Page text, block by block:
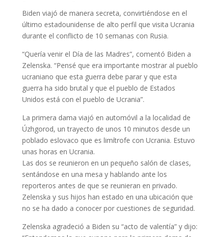
Biden viajó de manera secreta, convirtiéndose en el
último estadounidense de alto perfil que visita Ucrania
durante el conflicto de 10 semanas con Rusia.
“Quería venir el Día de las Madres”, comentó Biden a
Zelenska. “Pensé que era importante mostrar al pueblo
ucraniano que esta guerra debe parar y que esta
guerra ha sido brutal y que el pueblo de Estados
Unidos está con el pueblo de Ucrania”.
La primera dama viajó en automóvil a la localidad de
Úzhgorod, un trayecto de unos 10 minutos desde un
poblado eslovaco que es limítrofe con Ucrania. Estuvo
unas horas en Ucrania.
Las dos se reunieron en un pequeño salón de clases,
sentándose en una mesa y hablando ante los
reporteros antes de que se reunieran en privado.
Zelenska y sus hijos han estado en una ubicación que
no se ha dado a conocer por cuestiones de seguridad.
Zelenska agradeció a Biden su “acto de valentía” y dijo: